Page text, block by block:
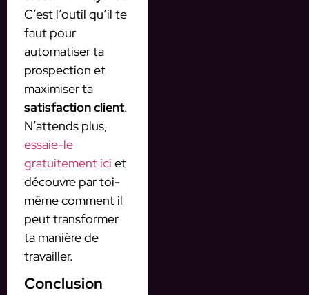
C’est l’outil qu’il te
faut pour
automatiser ta
prospection et
maximiser ta
satisfaction client.
N’attends plus,
essaie-le
gratuitement ici et
découvre par toi-
même comment il
peut transformer
ta manière de
travailler.
Conclusion